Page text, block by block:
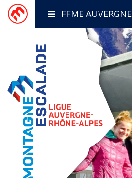
FFME